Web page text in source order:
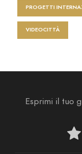
PROGETTI
VIDEOCITTÀ
Esprimi il tuo